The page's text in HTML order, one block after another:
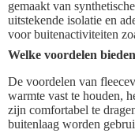
gemaakt van
uitstekende isolatie en
voor buitenactiviteiten
Welke voordelen
De voordelen van
warmte vast te houden,
zijn comfortabel te
buitenlaag worden